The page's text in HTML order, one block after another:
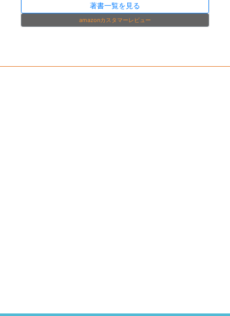
著書一覧を見る
amazonカスタマーレビュー